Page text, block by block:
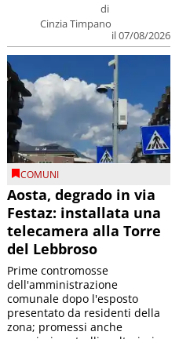
di
Cinzia Timpano
il 07/08/2026
COMUNI
Aosta, degrado in via
Festaz: installata una
telecamera alla Torre
del Lebbroso
Prime contromosse
dell'amministrazione
comunale dopo l'esposto
presentato da residenti della
zona; promessi anche